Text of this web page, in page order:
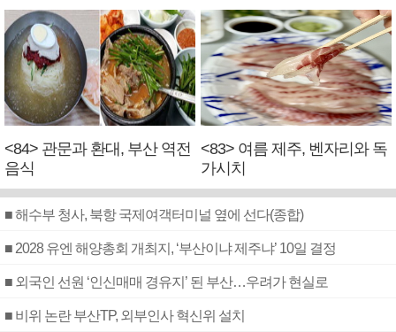
<84> 관문과 환대, 부산 역전
음식
<83> 여름 제주, 벤자리와 독
가시치
■ 해수부 청사, 북항 국제여객터미널 옆에 선다(종합)
■ 2028 유엔 해양총회 개최지, ‘부산이냐 제주냐’ 10일 결정
■ 외국인 선원 ‘인신매매 경유지’ 된 부산…우려가 현실로
■ 비위 논란 부산TP, 외부인사 혁신위 설치